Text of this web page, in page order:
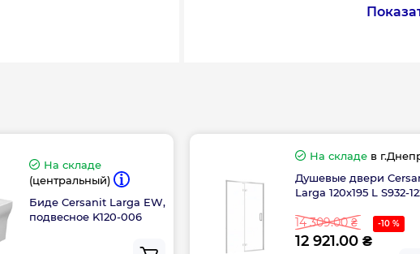
Гарантия производителя,
На складе
(центральный)
Биде Cersanit Larga EW,
подвесное K120-006
На складе в
Душевые двери
Larga 120х195 L S932-
14 309.00 ₴ -10 %
12 921.00 ₴